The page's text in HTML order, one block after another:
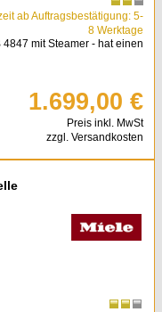
ab Auftragsbestätigung: 5-
8 Werktage
mit Steamer - hat einen
1.699,00 €
Preis inkl. MwSt
zzgl. Versandkosten